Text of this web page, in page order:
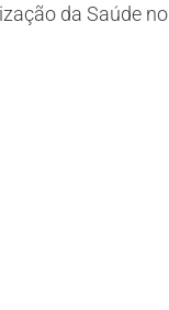
da Saúde no